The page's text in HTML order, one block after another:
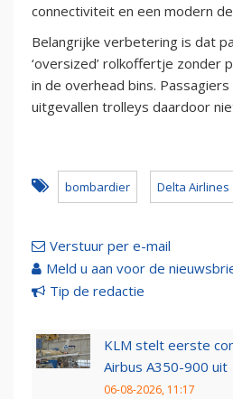
connectiviteit en een modern
Belangrijke verbetering is dat
‘oversized’ rolkoffertje zonder
in de overhead bins.
uitgevallen trolleys daardoor
bombardier Delta Airlines
Verstuur per e-mail
Meld u aan voor de
Tip de redactie
KLM stelt eerste
Airbus A350-900 uit
06-08-2026, 11:17